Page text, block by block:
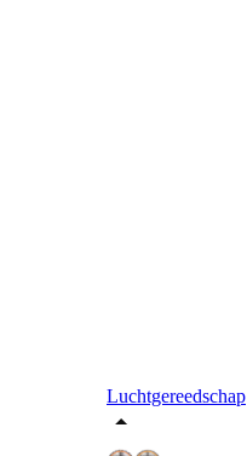
Luchtgereedschap